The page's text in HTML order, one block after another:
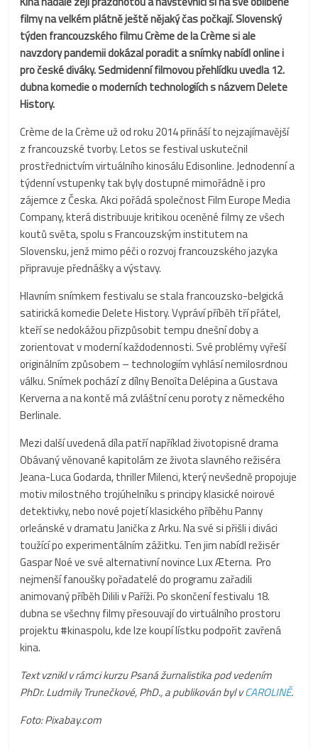
filmy na velkém plátně ještě nějaký čas počkají. Slovenský
týden francouzského filmu Crème de la Crème si ale
navzdory pandemii dokázal poradit a snímky nabídl online i
pro české diváky. Sedmidenní filmovou přehlídku uvedla 12.
dubna komedie o moderních technologiích s názvem Delete
History.
Crème de la Crème už od roku 2014 přináší to nejzajímavější
z francouzské tvorby. Letos se festival uskutečnil
prostřednictvím virtuálního kinosálu Edisonline. Jednodenní a
týdenní vstupenky tak byly dostupné mimořádně i pro
zájemce z Česka. Akci pořádá společnost Film Europe Media
Company, která distribuuje kritikou oceněné filmy ze všech
koutů světa, spolu s Francouzským institutem na
Slovensku, jenž mimo péči o rozvoj francouzského jazyka
připravuje přednášky a výstavy.
Hlavním snímkem festivalu se stala francouzsko-belgická
satirická komedie Delete History. Vypráví příběh tří přátel,
kteří se nedokážou přizpůsobit tempu dnešní doby a
zorientovat v moderní každodennosti. Své problémy vyřeší
originálním způsobem – technologiím vyhlásí nemilosrdnou
válku. Snímek pochází z dílny Benoîta Delépina a Gustava
Kerverna a na kontě má zvláštní cenu poroty z německého
Berlinale.
Mezi další uvedená díla patří například životopisné drama
Obávaný věnované kapitolám ze života slavného režiséra
Jeana-Luca Godarda, thriller Milenci, který nevšedně propojuje
motiv milostného trojúhelníku s principy klasické noirové
detektivky, nebo nové pojetí klasického příběhu Panny
orleánské v dramatu Janička z Arku. Na své si přišli i diváci
toužící po experimentálním zážitku. Ten jim nabídl režisér
Gaspar Noé ve své alternativní novince Lux Æterna. Pro
nejmenší fanoušky pořadatelé do programu zařadili
animovaný příběh Dilili v Paříži. Po skončení festivalu 18.
dubna se všechny filmy přesouvají do virtuálního prostoru
projektu #kinaspolu, kde lze koupí lístku podpořit zavřená
kina.
Text vznikl v rámci kurzu Psaná žurnalistika pod vedením
PhDr. Ludmily Trunečkové, PhD., a publikován byl vCAROLINĚ.
Foto: Pixabay.com